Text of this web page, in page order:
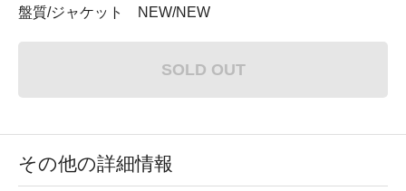
盤質/ジャケット NEW/NEW
SOLD OUT
その他の詳細情報